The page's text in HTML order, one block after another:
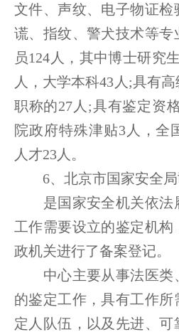
文件、声纹、电子物证检
谎、指纹、警犬技术等专
员124人，其中博士研究
人，大学本科43人;具有
职称的27人;具有鉴定资
院政府特殊津贴3人，全
人才23人。
6、北京市国家安全局
是国家安全机关依法
工作需要设立的鉴定机
政机关进行了备案登记。
中心主要从事法医类
的鉴定工作，具有工作
定人队伍，以及先进、